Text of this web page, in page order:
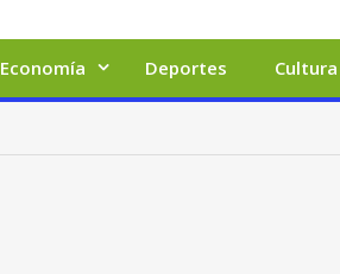
Economía Deportes Cultura